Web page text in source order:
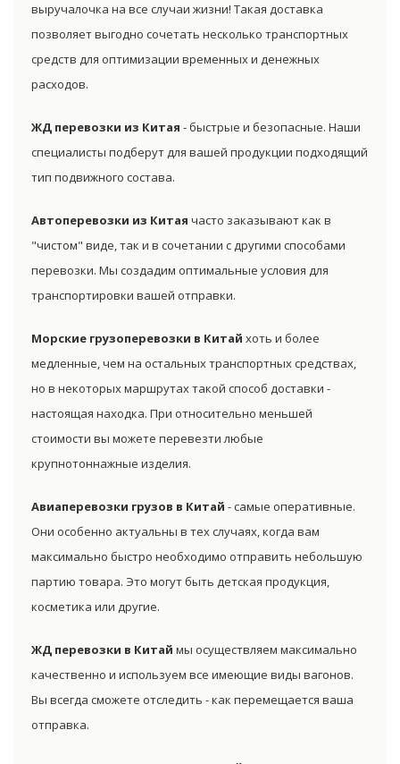
выручалочка на все случаи жизни! Такая доставка
позволяет выгодно сочетать несколько транспортных
средств для оптимизации временных и денежных
расходов.
ЖД перевозки из Китая - быстрые и безопасные. Наши
специалисты подберут для вашей продукции подходящий
тип подвижного состава.
Автоперевозки из Китая часто заказывают как в
"чистом" виде, так и в сочетании с другими способами
перевозки. Мы создадим оптимальные условия для
транспортировки вашей отправки.
Морские грузоперевозки в Китай хоть и более
медленные, чем на остальных транспортных средствах,
но в некоторых маршрутах такой способ доставки -
настоящая находка. При относительно меньшей
стоимости вы можете перевезти любые
крупнотоннажные изделия.
Авиаперевозки грузов в Китай - самые оперативные.
Они особенно актуальны в тех случаях, когда вам
максимально быстро необходимо отправить небольшую
партию товара. Это могут быть детская продукция,
косметика или другие.
ЖД перевозки в Китай мы осуществляем максимально
качественно и используем все имеющие виды вагонов.
Вы всегда сможете отследить - как перемещается ваша
отправка.